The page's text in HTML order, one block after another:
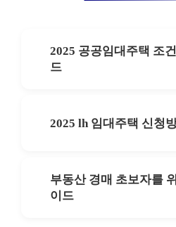
2025 공공임대주택 조
드
2025 lh 임대주택 신청
부동산 경매 초보자를
이드